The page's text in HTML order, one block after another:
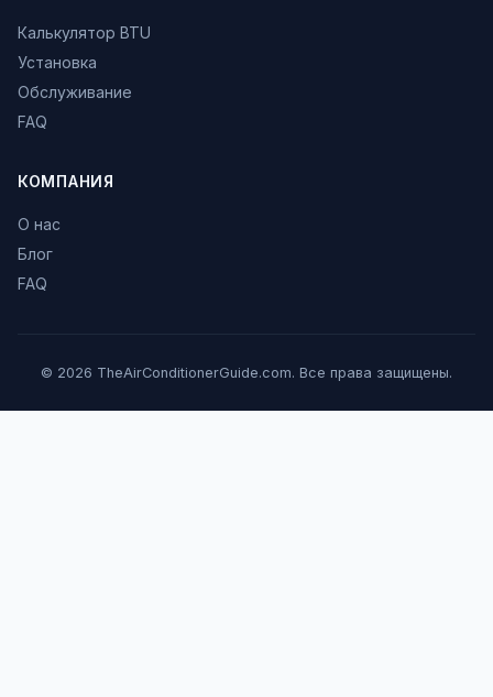
Калькулятор BTU
Установка
Обслуживание
FAQ
КОМПАНИЯ
О нас
Блог
FAQ
© 2026 TheAirConditionerGuide.com. Все права защищены.